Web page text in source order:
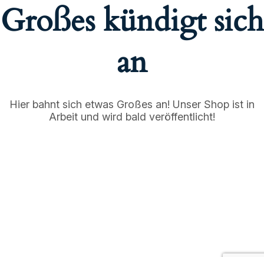
Großes kündigt sich
an
Hier bahnt sich etwas Großes an! Unser Shop ist in
Arbeit und wird bald veröffentlicht!